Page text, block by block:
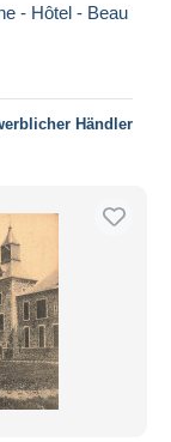
- Hôtel - Beau
Händler